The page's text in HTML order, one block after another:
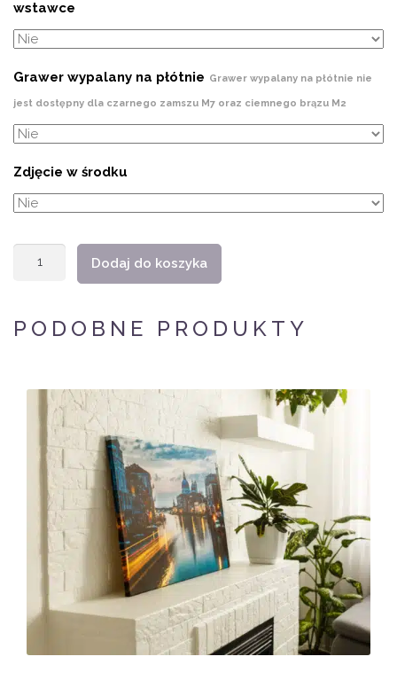
wstawce
Grawer wypalany na płótnie Grawer wypalany na płótnie nie
jest dostępny dla czarnego zamszu M7 oraz ciemnego brązu M2
Zdjęcie w środku
ilość
pendrive
Dodaj do koszyka
PODOBNE PRODUKTY